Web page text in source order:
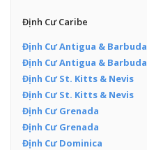
Định Cư Caribe
Định Cư Antigua & Barbuda
Định Cư Antigua & Barbuda
Định Cư St. Kitts & Nevis
Định Cư St. Kitts & Nevis
Định Cư Grenada
Định Cư Grenada
Định Cư Dominica